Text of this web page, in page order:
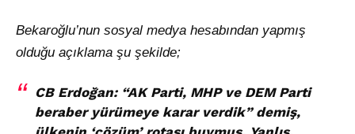
Bekaroğlu’nun sosyal medya hesabından yapmış
olduğu açıklama şu şekilde;
CB Erdoğan: “AK Parti, MHP ve DEM Parti
beraber yürümeye karar verdik” demiş,